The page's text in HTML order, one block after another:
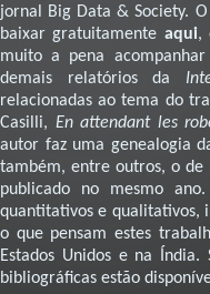
jornal Big Data & Society.
baixar gratuitamente aqui,
muito a pena
demais relatórios da
relacionadas ao tema do
Casilli, En attendant les
autor faz uma genealogia
também, entre outros, o
publicado no mesmo
quantitativos e qualitativos,
o que pensam estes
Estados Unidos e na
bibliográficas estão